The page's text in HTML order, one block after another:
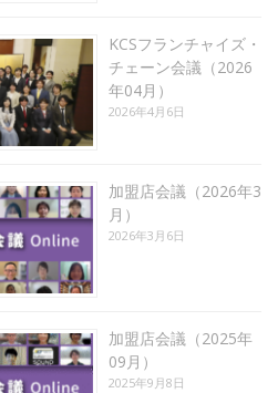
KCSフランチャイズ・
チェーン会議（2026
年04月）
2026年4月6日
加盟店会議（2026年3
月）
2026年3月6日
加盟店会議（2025年
09月）
2025年9月8日